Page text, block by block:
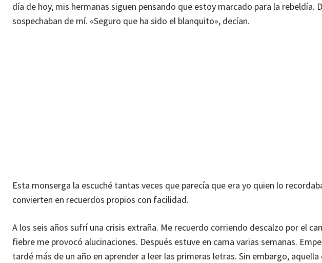
día de hoy, mis hermanas siguen pensando que estoy marcado para la rebeldía.
sospechaban de mí. «Seguro que ha sido el blanquito», decían.
Esta monserga la escuché tantas veces que parecía que era yo quien lo
convierten en recuerdos propios con facilidad.
A los seis años sufrí una crisis extraña. Me recuerdo corriendo descalzo por el
fiebre me provocó alucinaciones. Después estuve en cama varias semanas.
tardé más de un año en aprender a leer las primeras letras. Sin embargo,